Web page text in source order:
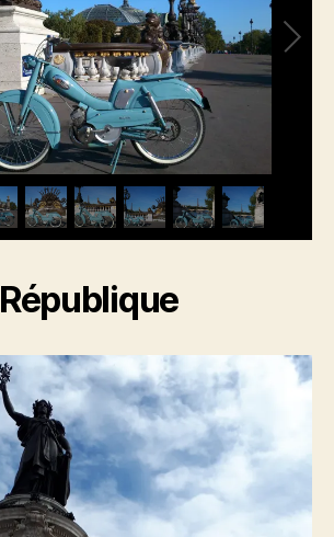
République